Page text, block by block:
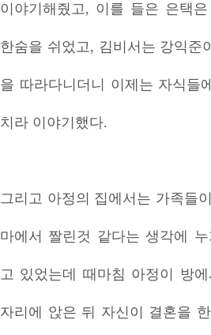
이야기해줬고, 이를 들은 은택
한숨을 쉬었고, 김비서는 강익준
을 따라다니더니 이제는 자식들
치라 이야기했다.
그리고 아정의 집에서는 가족들
마에서 짤린것 같다는 생각에
고 있었는데 때마침 아정이 방
자리에 앉은 뒤 자신이 결혼을